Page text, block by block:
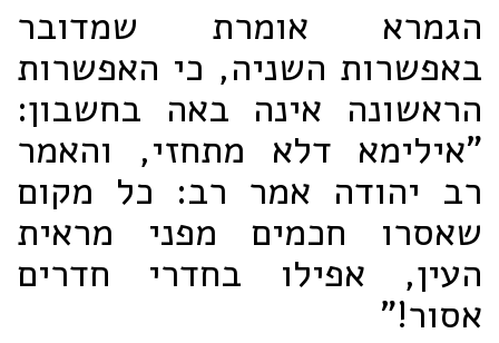
הגמרא אומרת שמדובר
באפשרות השניה, כי האפשרות
הראשונה אינה באה בחשבון:
"אילימא דלא מתחזי, והאמר
רב יהודה אמר רב: כל מקום
שאסרו חכמים מפני מראית
העין, אפילו בחדרי חדרים
אסור!"